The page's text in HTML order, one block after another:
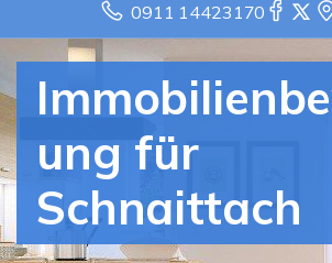
0911 14423170
ung für
Schnaittach